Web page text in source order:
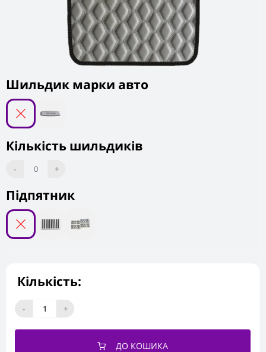
Підпятник
Шильдик марки авто
Кількість шильдиків
- 0 +
Кількість:
- +
ДО КОШИКА